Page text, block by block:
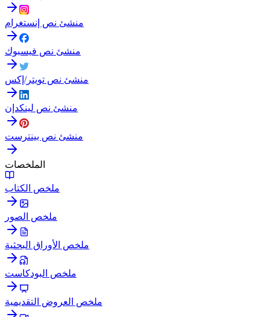
منشئ نص إنستغرام
منشئ نص فيسبوك
منشئ نص تويتر/إكس
منشئ نص لينكدإن
منشئ نص بينترست
الملخصات
ملخص الكتاب
ملخص الصور
ملخص الأوراق البحثية
ملخص البودكاست
ملخص العروض التقديمية